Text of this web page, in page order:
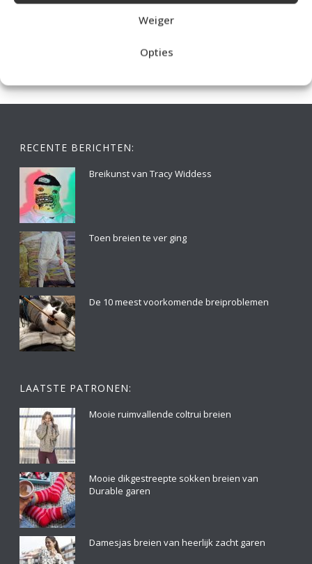
Weiger
Opties
IDEALE CAPUCHONTRUI BREIEN VOOR THUIS OP DE BANK
RECENTE BERICHTEN:
Breikunst van Tracy Widdess
Toen breien te ver ging
De 10 meest voorkomende breiproblemen
LAATSTE PATRONEN:
Mooie ruimvallende coltrui breien
Mooie dikgestreepte sokken breien van
Durable garen
Damesjas breien van heerlijk zacht garen